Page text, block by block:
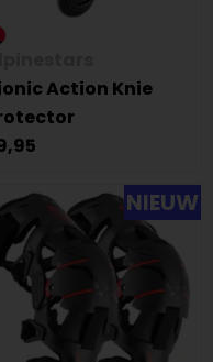
Action Knie
NIEUW